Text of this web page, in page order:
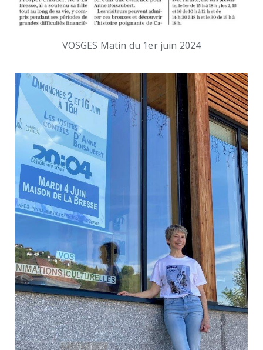
VOSGES Matin du 1er juin 2024